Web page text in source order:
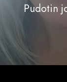
Pudotin